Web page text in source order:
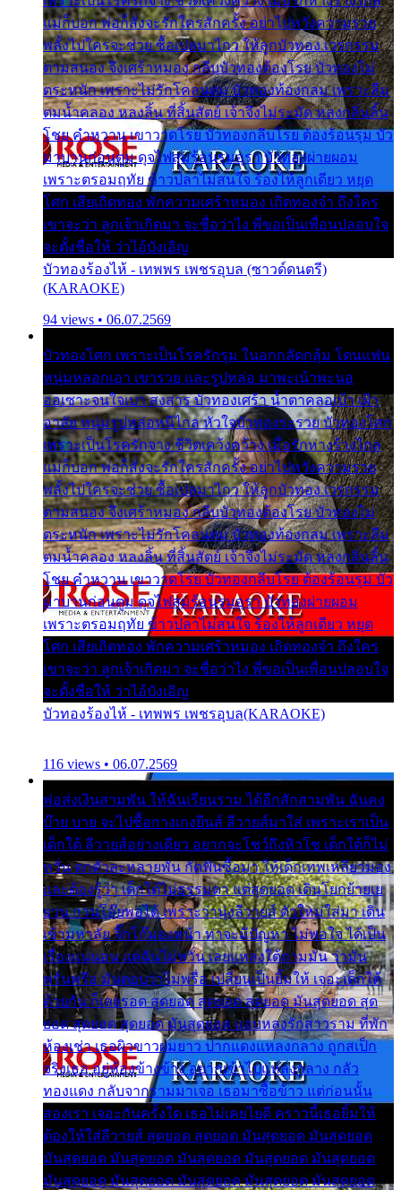
แม่ก็บอก พ่อก็สั่งจะรักใครสักครั้ง อย่าไปหวังความรวย
พลั้งไปใครจะช่วย ซื้อเปลมาไกว ให้ลูกบัวทอง เวรกรรม
ตามสนอง จึงเศร้าหมอง กลีบบัวทองต้องโรย บัวทองไม่
ตระหนัก เพราะไม่รักโคลนตม บัวทองท้องกลม เพราะลืม
ตมน้ำคลอง หลงลิ้น ที่สิ้นสัตย์ เจ้าจึงไม่ระมัด หลงกลิ่นลิ้น
โชย คำหวาน เขาวาดโรย บัวทองกลีบโรย ต้องร้อนรุม บัว
มาบานก่อนตูม ดุจไฟสุมร้อนรุมอุรา บัวทองผ่ายผอม
เพราะตรอมฤทัย ข้าวปลาไม่สนใจ ร้องไห้ลูกเดียว หยุด
โศก เสียเถิดทอง พักความเศร้าหมอง เถิดทองจ๋า ถึงใคร
เขาจะว่า ลูกเจ้าเกิดมา จะชื่อว่าไง พี่ขอเป็นเพื่อนปลอบใจ
จะตั้งชื่อให้ ว่าไอ้บังเอิญ
บัวทองร้องไห้ - เทพพร เพชรอุบล (ซาวด์ดนตรี)
(KARAOKE)
94 views • 06.07.2569
บัวทองโศก เพราะเป็นโรครักรุม ในอกกลัดกลุ้ม โดนแฟน
หนุ่มหลอกเอา เขารวย และรูปหล่อ มาพะเน้าพะนอ
ออเซาะจนใจเบา สงสาร บัวทองเศร้า น้ำตาคลอเบ้า เฝ้า
อาลัย หนุ่มรูปหล่อหนีไกล หัวใจบัวทองระรวย บัวทองโศก
เพราะเป็นโรครักจาง ชีวิตเคว้งคว้าง เมื่อรักห่างร้างไกล
แม่ก็บอก พ่อก็สั่งจะรักใครสักครั้ง อย่าไปหวังความรวย
พลั้งไปใครจะช่วย ซื้อเปลมาไกว ให้ลูกบัวทอง เวรกรรม
ตามสนอง จึงเศร้าหมอง กลีบบัวทองต้องโรย บัวทองไม่
ตระหนัก เพราะไม่รักโคลนตม บัวทองท้องกลม เพราะลืม
ตมน้ำคลอง หลงลิ้น ที่สิ้นสัตย์ เจ้าจึงไม่ระมัด หลงกลิ่นลิ้น
โชย คำหวาน เขาวาดโรย บัวทองกลีบโรย ต้องร้อนรุม บัว
มาบานก่อนตูม ดุจไฟสุมร้อนรุมอุรา บัวทองผ่ายผอม
เพราะตรอมฤทัย ข้าวปลาไม่สนใจ ร้องไห้ลูกเดียว หยุด
โศก เสียเถิดทอง พักความเศร้าหมอง เถิดทองจ๋า ถึงใคร
เขาจะว่า ลูกเจ้าเกิดมา จะชื่อว่าไง พี่ขอเป็นเพื่อนปลอบใจ
จะตั้งชื่อให้ ว่าไอ้บังเอิญ
บัวทองร้องไห้ - เทพพร เพชรอุบล(KARAOKE)
116 views • 06.07.2569
พ่อส่งเงินสามพัน ให้ฉันเรียนราม ได้อีกสักสามพัน ฉันคง
บ๊าย บาย จะไปซื้อกางเกงยีนส์ ลีวายส์มาใส่ เพราะเราเป็น
เด็กใต้ ลีวายส์อย่างเดียว อยากจะโชว์ถึงหิวโซ เด็กใต้ก็ไม่
หวั่น ตกตัวละหลายพัน กัดฟันซื้อมา ให้เด็กเทพเหลียวมอง
และต้องรู้ว่า เด็กใต้ไม่ธรรมดา แต่สุดยอด เดินโยกย้ายเย
ยวน กวนโอ๊ยพอได้ เพราะว่านุ่งลีวายส์ ตัวใหม่ใส่มา เดิน
เข้ามหาลัย จิ๊กโก๊มองหน้า ท่าจะมีปัญหา ไม่พอใจ ได้เป็น
เรื่องแน่นอน แต่ฉันไม่หวั่น เลยแหลงใต้ถามมัน ว่ามัน
พรั่นพรือ มันตอบว่าไม่พรื่อ เปลี่ยนเป็นยิ้มให้ เจอะเด็กใต้
ด้วยกัน ก็เลยรอด สุดยอด สุดยอด สุดยอด มันสุดยอด สุด
ยอด สุดยอด สุดยอด มันสุดยอด แอบหลงรักสาวราม ที่พัก
ห้องเช่า เธอผิวขาวผมยาว ปากแดงแหลงกลาง ถูกสเป็ก
จริงเธอ อยู่ห้องข้างข้าง อยากเข้าไปแหลงกลาง กลัว
ทองแดง กลับจากรามมาเจอ เธอมาซื้อข้าว แต่ก่อนนั้น
สองเรา เจอะกันครั้งใด เธอไม่เคยไยดี คราวนี้เธอยิ้มให้
ต้องให้ใส่ลีวายส์ สุดยอด สุดยอด มันสุดยอด มันสุดยอด
มันสุดยอด มันสุดยอด มันสุดยอด มันสุดยอด มันสุดยอด
มันสุดยอด มันสุดยอด มันสุดยอด มันสุดยอด มันสุดยอด